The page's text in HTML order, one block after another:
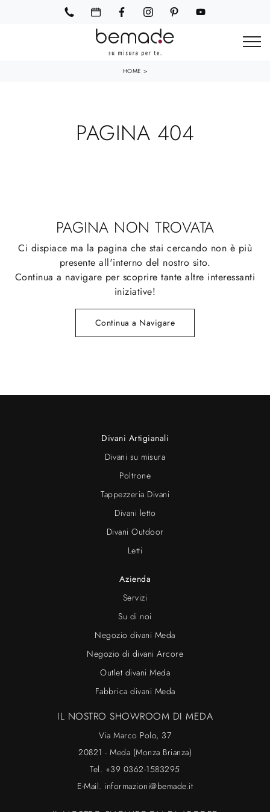
HOME >
PAGINA 404
PAGINA NON TROVATA
Ci dispiace ma la pagina che stai cercando non è più
presente all'interno del nostro sito.
Continua a navigare per scoprire tante altre interessanti
iniziative!
Continua a Navigare
Divani Artigianali
Divani su misura
Poltrone
Tappezzeria Divani
Divani letto
Divani Outdoor
Letti
Azienda
Servizi
Su di noi
Negozio divani Meda
Negozio di divani Arcore
Outlet divani Meda
Fabbrica divani Meda
IL NOSTRO SHOWROOM DI MEDA
Via Marco Polo, 37
20821 - Meda (Monza Brianza)
Tel. +39 0362-1583295
E-Mail. informazioni@bemade.it